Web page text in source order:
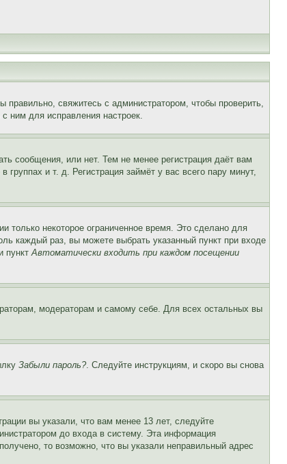
свяжитесь с администратором, чтобы проверить,
ним для исправления настроек.
сообщения, или нет. Тем не менее регистрация даёт вам
и т. д. Регистрация займёт у вас всего пару минут,
только некоторое ограниченное время. Это сделано для
каждый раз, вы можете выбрать указанный пункт при входе
пунктАвтоматически входить при каждом посещении
модераторам и самому себе. Для всех остальных вы
Забыли пароль?. Следуйте инструкциям, и скоро вы снова
вы указали, что вам менее 13 лет, следуйте
до входа в систему. Эта информация
то возможно, что вы указали неправильный адрес